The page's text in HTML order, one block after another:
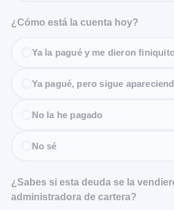
¿Cómo está la cuenta hoy?
Ya la pagué y me dieron
Ya pagué, pero sigue
No la he pagado
No sé
¿Sabes si esta deuda se la
administradora de cartera?